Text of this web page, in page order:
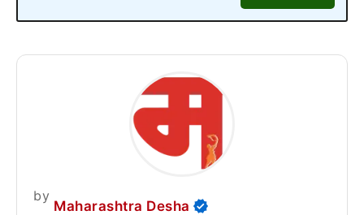
by
Maharashtra Desha